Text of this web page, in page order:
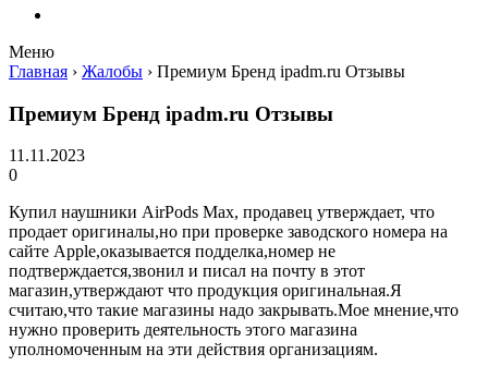
Меню
Главная › Жалобы › Премиум Бренд ipadm.ru Отзывы
Премиум Бренд ipadm.ru Отзывы
11.11.2023
0
Купил наушники AirPods Max, продавец утверждает, что
продает оригиналы,но при проверке заводского номера на
сайте Apple,оказывается подделка,номер не
подтверждается,звонил и писал на почту в этот
магазин,утверждают что продукция оригинальная.Я
считаю,что такие магазины надо закрывать.Мое мнение,что
нужно проверить деятельность этого магазина
уполномоченным на эти действия организациям.